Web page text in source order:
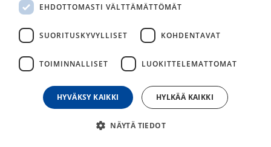
Hintaansa nähden Shimano XC300 on yksi markkinoiden
versio.
149,00€
päivän alin hinta
EHDOTTOMASTI VÄLTTÄMÄTTÖMÄT
SUORITUSKYVYLLISET KOHDENTAVAT
TOIMINNALLISET LUOKITTELEMATTOMAT
HYVÄKSY KAIKKI HYLKÄÄ KAIKKI
NÄYTÄ TIEDOT